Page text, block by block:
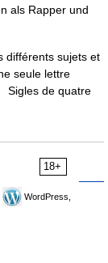
als Rapper und
différents sujets et
seule lettre
Sigles de quatre
18+
WordPress,